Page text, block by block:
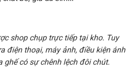
shop chụp trực tiếp tại kho. Tuy
điện thoại, máy ảnh, điều kiện ánh
ghế có sự chênh lệch đôi chút.